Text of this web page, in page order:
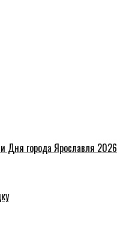
Дня города Ярославля 2026